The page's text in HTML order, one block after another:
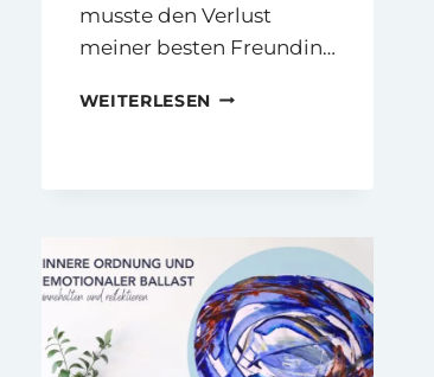
musste den Verlust
meiner besten Freundin…
WEITERLESENLOSLASSPROZESS